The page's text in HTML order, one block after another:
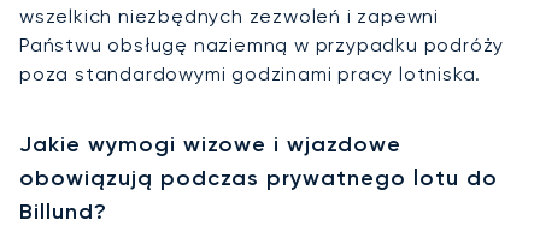
wszelkich niezbędnych zezwoleń i zapewni
Państwu obsługę naziemną w przypadku podróży
poza standardowymi godzinami pracy lotniska.
Jakie wymogi wizowe i wjazdowe
obowiązują podczas prywatnego lotu do
Billund?